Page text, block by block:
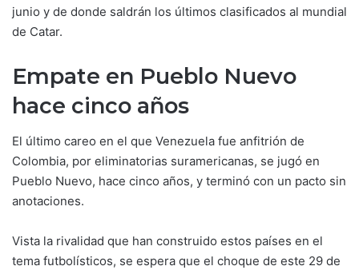
junio y de donde saldrán los últimos clasificados al mundial
de Catar.
Empate en Pueblo Nuevo
hace cinco años
El último careo en el que Venezuela fue anfitrión de
Colombia, por eliminatorias suramericanas, se jugó en
Pueblo Nuevo, hace cinco años, y terminó con un pacto sin
anotaciones.
Vista la rivalidad que han construido estos países en el
tema futbolísticos, se espera que el choque de este 29 de